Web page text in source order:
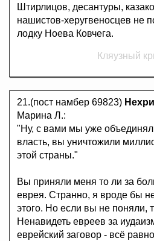
Штирлицов, десантуры,
нашистов-херугвеносцев не
лодку Ноева Ковчега.
Кляузный
21.(пост намбер 69823)
Марина Л.:
"Ну, с вами мы уже
власть, вы уничтожили
этой страны."
Вы приняли меня то ли за
еврея. Странно, я вроде бы
этого. Но если вы не поняли,
Ненавидеть евреев за
еврейский заговор - всё